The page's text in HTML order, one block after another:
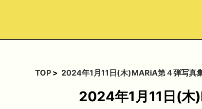
TOP 2024年1月11日(木)MARiA第４弾写真
2024年1月11日(木